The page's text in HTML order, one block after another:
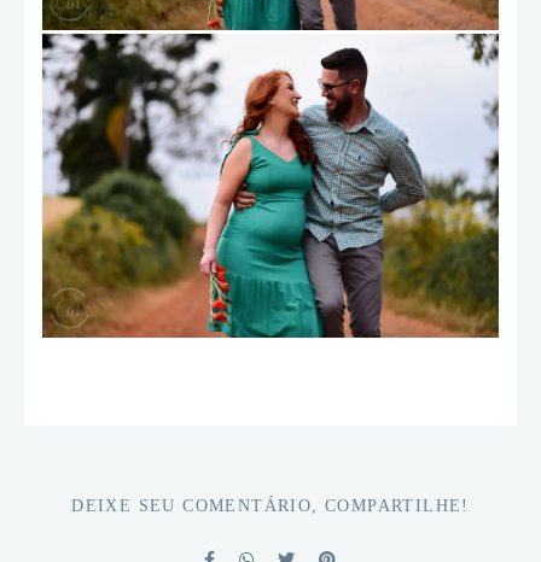
DEIXE SEU COMENTÁRIO, COMPARTILHE!